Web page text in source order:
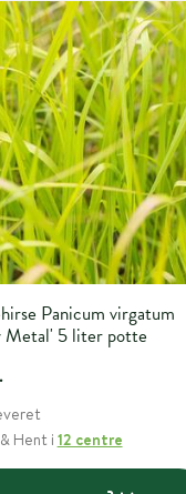
Panicum virgatum
Metal' 5 liter potte
Hent i 12 centre